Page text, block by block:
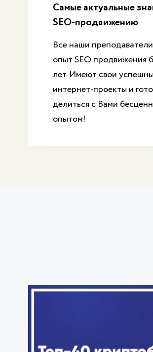
Самые актуальные
SEO-продвижению
Все наши
опыт SEO продвижения
лет. Имеют свои
интернет-проекты и
делиться с Вами
опытом!